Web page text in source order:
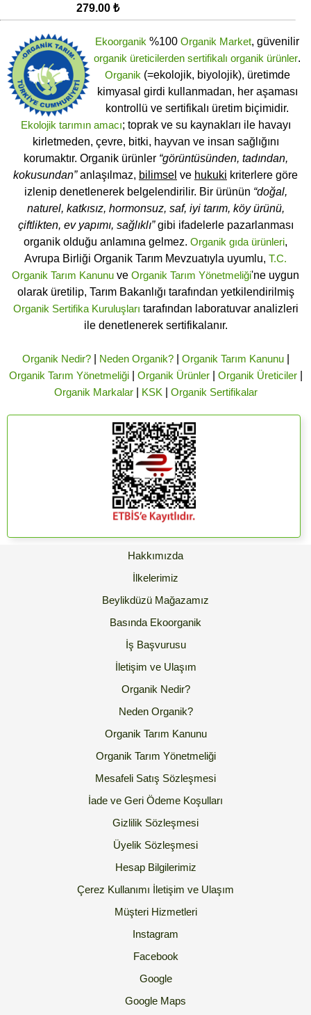
279.00 ₺
Ekoorganik %100 Organik Market, güvenilir
organik üreticilerden sertifikalı organik ürünler.
Organik (=ekolojik, biyolojik), üretimde
kimyasal girdi kullanmadan, her aşaması
kontrollü ve sertifikalı üretim biçimidir.
Ekolojik tarımın amacı; toprak ve su kaynakları ile havayı
kirletmeden, çevre, bitki, hayvan ve insan sağlığını
korumaktır. Organik ürünler “görüntüsünden, tadından,
kokusundan”anlaşılmaz, bilimsel ve hukuki kriterlere göre
izlenip denetlenerek belgelendirilir. Bir ürünün “doğal,
naturel, katkısız, hormonsuz, saf, iyi tarım, köy ürünü,
çiftlikten, ev yapımı, sağlıklı”gibi ifadelerle pazarlanması
organik olduğu anlamına gelmez. Organik gıda ürünleri,
Avrupa Birliği Organik Tarım Mevzuatıyla uyumlu, T.C.
Organik Tarım Kanunu ve Organik Tarım Yönetmeliği'ne uygun
olarak üretilip, Tarım Bakanlığı tarafından yetkilendirilmiş
Organik Sertifika Kuruluşları tarafından laboratuvar analizleri
ile denetlenerek sertifikalanır.
Organik Nedir?| Neden Organik?| Organik Tarım Kanunu|
Organik Tarım Yönetmeliği| Organik Ürünler| Organik Üreticiler|
Organik Markalar| KSK Organik Sertifikalar
Hakkımızda
İlkelerimiz
Beylikdüzü Mağazamız
Basında Ekoorganik
İş Başvurusu
İletişim ve Ulaşım
Organik Nedir?
Neden Organik?
Organik Tarım Kanunu
Organik Tarım Yönetmeliği
Mesafeli Satış Sözleşmesi
İade ve Geri Ödeme Koşulları
Gizlilik Sözleşmesi
Üyelik Sözleşmesi
Hesap Bilgilerimiz
Çerez Kullanımı İletişim ve Ulaşım
Müşteri Hizmetleri
Instagram
Facebook
Google
Google Maps